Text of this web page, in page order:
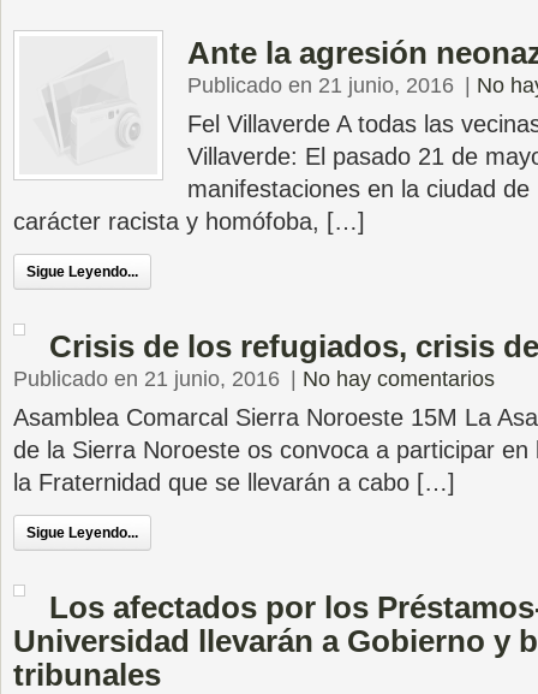
Ante la agresión
Publicado en 21 junio, 2016 No
Fel Villaverde A todas las
Villaverde: El pasado 21 de
manifestaciones en la ciudad
carácter racista y homófoba, […]
Sigue Leyendo...
Crisis de los refugiados, crisis
Publicado en 21 junio, 2016 No hay comentarios
Asamblea Comarcal Sierra Noroeste 15M La
de la Sierra Noroeste os convoca a participar en
la Fraternidad que se llevarán a cabo […]
Sigue Leyendo...
Los afectados por los
Universidad llevarán a Gobierno y
tribunales